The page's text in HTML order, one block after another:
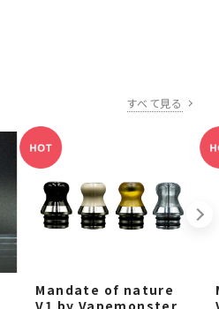
すべて見る
Mandate of nature